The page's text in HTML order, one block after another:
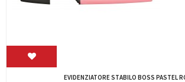
EVIDENZIATORE STABILO BOSS PASTEL